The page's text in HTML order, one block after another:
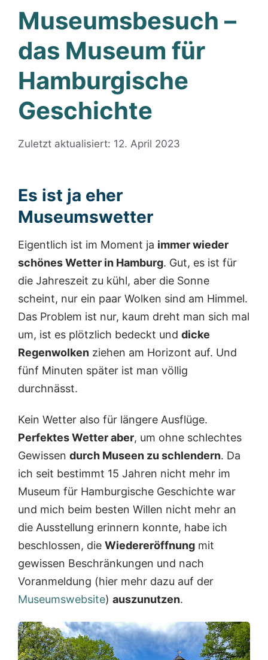
Museumsbesuch –
das Museum für
Hamburgische
Geschichte
Zuletzt aktualisiert: 12. April 2023
Es ist ja eher
Museumswetter
Eigentlich ist im Moment ja immer wieder
schönes Wetter in Hamburg. Gut, es ist für
die Jahreszeit zu kühl, aber die Sonne
scheint, nur ein paar Wolken sind am Himmel.
Das Problem ist nur, kaum dreht man sich mal
um, ist es plötzlich bedeckt und dicke
Regenwolken ziehen am Horizont auf. Und
fünf Minuten später ist man völlig
durchnässt.
Kein Wetter also für längere Ausflüge.
Perfektes Wetter aber, um ohne schlechtes
Gewissen durch Museen zu schlendern. Da
ich seit bestimmt 15 Jahren nicht mehr im
Museum für Hamburgische Geschichte war
und mich beim besten Willen nicht mehr an
die Ausstellung erinnern konnte, habe ich
beschlossen, die Wiedereröffnung mit
gewissen Beschränkungen und nach
Voranmeldung (hier mehr dazu auf der
Museumswebsite) auszunutzen.